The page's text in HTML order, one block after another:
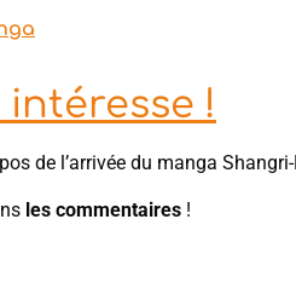
!
de l’arrivée du manga
les commentaires !